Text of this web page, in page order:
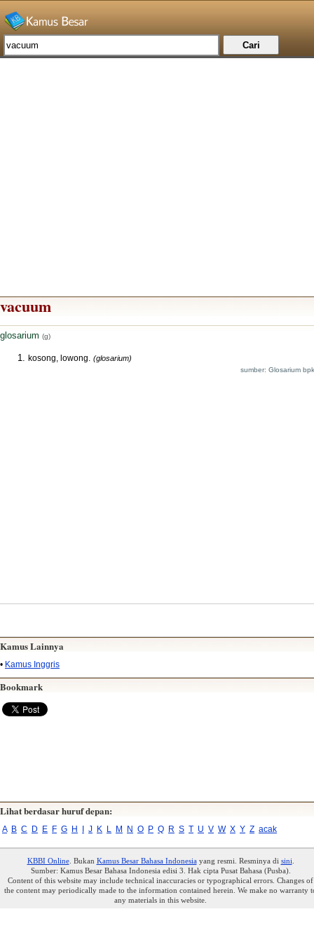
vacuum
glosarium (g)
kosong, lowong. (glosarium)
sumber: Glosarium
Kamus Lainnya
• Kamus Inggris
Bookmark
Lihat berdasar huruf depan:
A B C D E F G H I J K L M N O P Q R S T U V W X Y Z acak
KBBI Online. Bukan Kamus Besar Bahasa Indonesiayang resmi. Resminya di sini
Sumber: Kamus Besar Bahasa Indonesia edisi 3. Hak cipta Pusat Bahasa (Pusba).
Content of this website may include technical inaccuracies or typographical errors. Changes of
the content may periodically made to the information contained herein. We make no warranty
any materials in this website.